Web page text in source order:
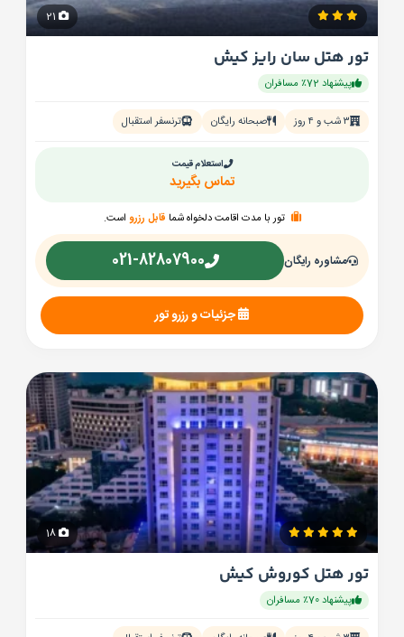
تور هتل سان رایز کیش
پیشنهاد 72٪ مسافران
۳ شب و ۴ روز صبحانه رایگان ترنسفر استقبال
استعلام قیمت
تماس بگیرید
تور با مدت اقامت دلخواه شما قابل رزرو است.
مشاوره رایگان 021-82807900
جزئیات و رزرو تور
تور هتل کوروش کیش
پیشنهاد 70٪ مسافران